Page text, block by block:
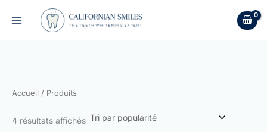
Accueil / Produits
4 résultats affichés
par
popularité